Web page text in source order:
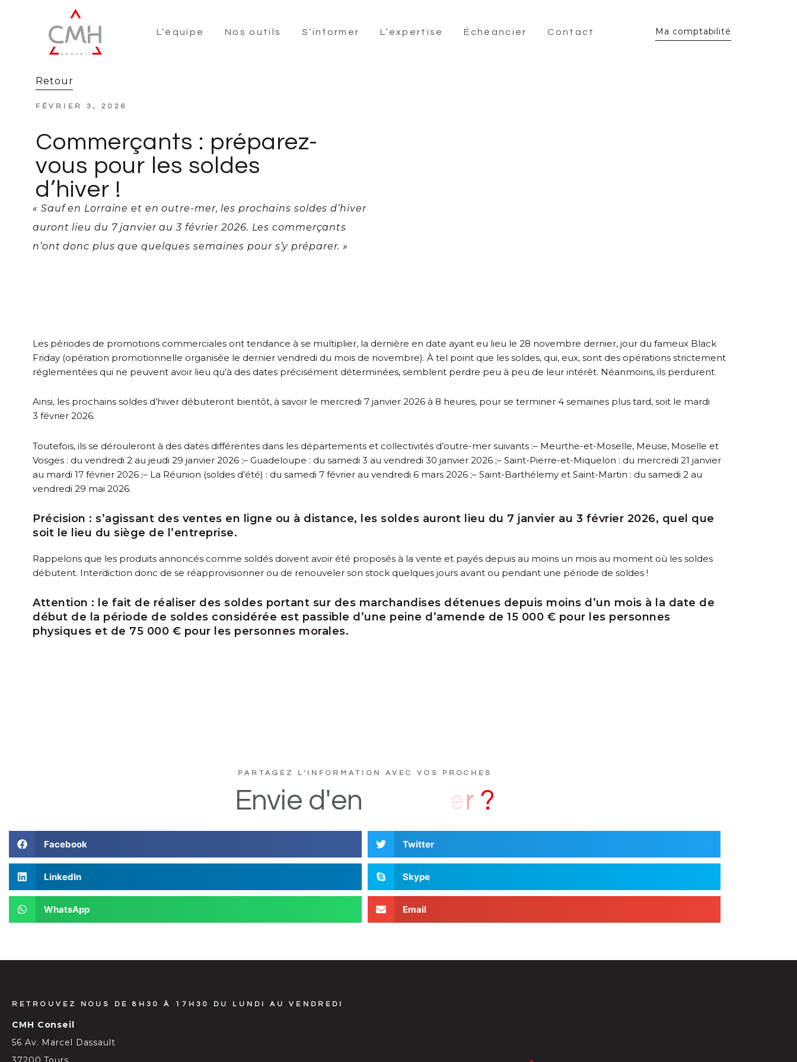
L’équipe Nos outils S’informer L’expertise Échéancier Contact Ma comptabilité
Retour
FÉVRIER 3, 2026
Commerçants : préparez-
vous pour les soldes
d’hiver !
« Sauf en Lorraine et en outre-mer, les prochains soldes d’hiver
auront lieu du 7 janvier au 3 février 2026. Les commerçants
n’ont donc plus que quelques semaines pour s’y préparer. »
Les périodes de promotions commerciales ont tendance à se multiplier, la dernière en date ayant eu lieu le 28 novembre dernier, jour du fameux Black
Friday (opération promotionnelle organisée le dernier vendredi du mois de novembre). À tel point que les soldes, qui, eux, sont des opérations strictement
réglementées qui ne peuvent avoir lieu qu’à des dates précisément déterminées, semblent perdre peu à peu de leur intérêt. Néanmoins, ils perdurent.
Ainsi, les prochains soldes d’hiver débuteront bientôt, à savoir le mercredi 7 janvier 2026 à 8 heures, pour se terminer 4 semaines plus tard, soit le mardi
3 février 2026.
Toutefois, ils se dérouleront à des dates différentes dans les départements et collectivités d’outre-mer suivants :– Meurthe-et-Moselle, Meuse, Moselle et
Vosges : du vendredi 2 au jeudi 29 janvier 2026 ;– Guadeloupe : du samedi 3 au vendredi 30 janvier 2026 ;– Saint-Pierre-et-Miquelon : du mercredi 21 janvier
au mardi 17 février 2026 ;– La Réunion (soldes d’été) : du samedi 7 février au vendredi 6 mars 2026 ;– Saint-Barthélemy et Saint-Martin : du samedi 2 au
vendredi 29 mai 2026.
Précision : s’agissant des ventes en ligne ou à distance, les soldes auront lieu du 7 janvier au 3 février 2026, quel que
soit le lieu du siège de l’entreprise.
Rappelons que les produits annoncés comme soldés doivent avoir été proposés à la vente et payés depuis au moins un mois au moment où les soldes
débutent. Interdiction donc de se réapprovisionner ou de renouveler son stock quelques jours avant ou pendant une période de soldes !
Attention : le fait de réaliser des soldes portant sur des marchandises détenues depuis moins d’un mois à la date de
début de la période de soldes considérée est passible d’une peine d’amende de 15 000 € pour les personnes
physiques et de 75 000 € pour les personnes morales.
PARTAGEZ L'INFORMATION AVEC VOS PROCHES
Envie d'en
Facebook Twitter
LinkedIn Skype
WhatsApp Email
RETROUVEZ NOUS DE 8H30 À 17H30 DU LUNDI AU VENDREDI
CMH Conseil
56 Av. Marcel Dassault